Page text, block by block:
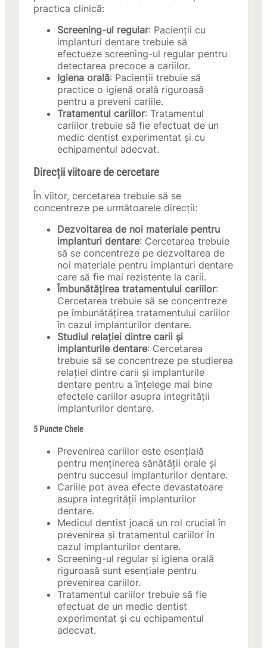
practica clinică:
Screening-ul regular: Pacienții cu
implanturi dentare trebuie să
efectueze screening-ul regular pentru
detectarea precoce a cariilor.
Igiena orală: Pacienții trebuie să
practice o igienă orală riguroasă
pentru a preveni cariile.
Tratamentul cariilor: Tratamentul
cariilor trebuie să fie efectuat de un
medic dentist experimentat și cu
echipamentul adecvat.
Direcții viitoare de cercetare
În viitor, cercetarea trebuie să se
concentreze pe următoarele direcții:
Dezvoltarea de noi materiale pentru
implanturi dentare: Cercetarea trebuie
să se concentreze pe dezvoltarea de
noi materiale pentru implanturi dentare
care să fie mai rezistente la carii.
Îmbunătățirea tratamentului cariilor:
Cercetarea trebuie să se concentreze
pe îmbunătățirea tratamentului cariilor
în cazul implanturilor dentare.
Studiul relației dintre carii și
implanturile dentare: Cercetarea
trebuie să se concentreze pe studierea
relației dintre carii și implanturile
dentare pentru a înțelege mai bine
efectele cariilor asupra integrității
implanturilor dentare.
5 Puncte Cheie
Prevenirea cariilor este esențială
pentru menținerea sănătății orale și
pentru succesul implanturilor dentare.
Cariile pot avea efecte devastatoare
asupra integrității implanturilor
dentare.
Medicul dentist joacă un rol crucial în
prevenirea și tratamentul cariilor în
cazul implanturilor dentare.
Screening-ul regular și igiena orală
riguroasă sunt esențiale pentru
prevenirea cariilor.
Tratamentul cariilor trebuie să fie
efectuat de un medic dentist
experimentat și cu echipamentul
adecvat.